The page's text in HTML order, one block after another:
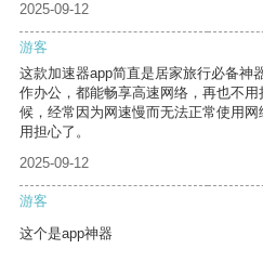
2025-09-12
游客
这款加速器app简直是居家旅行必备神
作办公，都能畅享高速网络，再也不
候，经常因为网速慢而无法正常使用
用担心了。
2025-09-12
游客
这个是app神器